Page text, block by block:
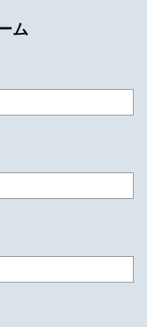
ム